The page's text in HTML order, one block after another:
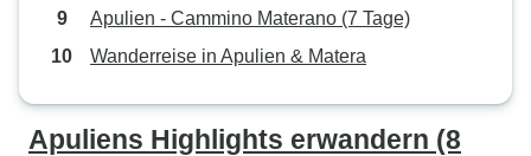
Apulien - Cammino Materano (7 Tage)
Wanderreise in Apulien & Matera
Apuliens Highlights erwandern (8